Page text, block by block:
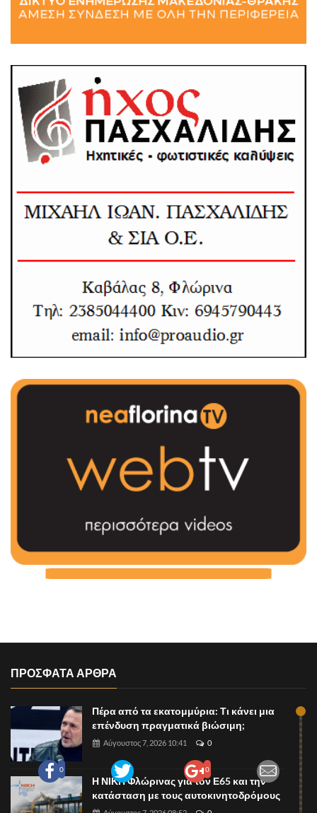
0 0
ΠΡΟΣΦΑΤΑ ΑΡΘΡΑ
Πέρα από τα εκατομμύρια: Τι κάνει μια
επένδυση πραγματικά βιώσιμη;
Αύγουστος 7, 2026 10:41 0
Η ΝΙΚΗ Φλώρινας για τον Ε65 και την
κατάσταση με τους αυτοκινητοδρόμους